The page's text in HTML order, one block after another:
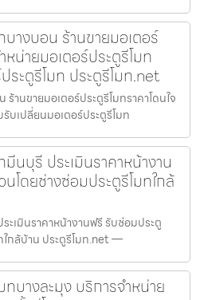
บางบอน ร้านขายมอเตอร์
หน่ายมอเตอร์ประตูรีโมท
ะตูรีโมท ประตูรีโมท.net
ร้านขายมอเตอร์ประตูรีโมทราคาโดนใจ
บเปลี่ยนมอเตอร์ประตูรีโมท
มีนบุรี ประเมินราคาหน้างาน
โดยช่างซ่อมประตูรีโมทใกล้
ะเมินราคาหน้างานฟรี รับซ่อมประตู
ใกล้บ้าน ประตูรีโมท.net —
บางละมุง บริการจำหน่าย